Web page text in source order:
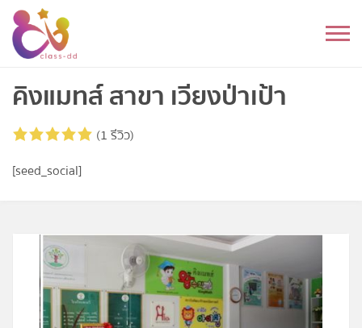
Skip
content
อนุบาล
ประถม
มัธยมต้น
อุดมศึกษา
ดนตรี
คิงแมทส์ สาขา เวียงป่าเป้า
(1 รีวิว)
[seed_social]